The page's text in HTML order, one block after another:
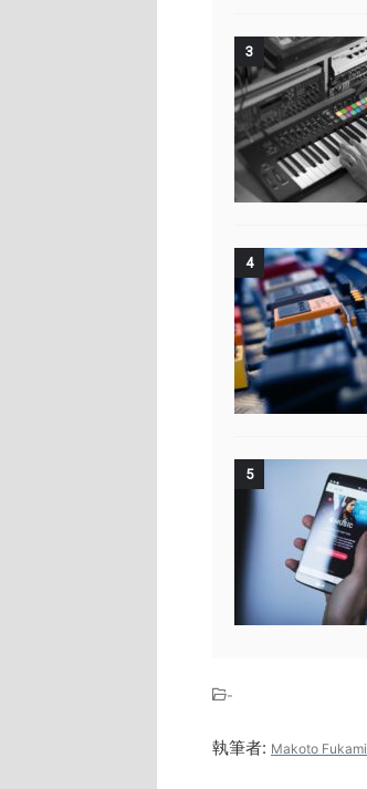
3
4
5
-
執筆者: Makoto Fukami